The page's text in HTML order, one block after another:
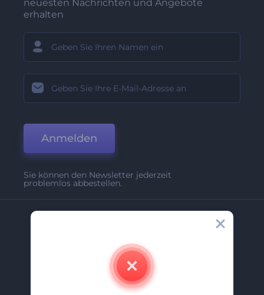
neuesten Nachrichten und Angebote
erhalten
Anmelden
Sie können den Newsletter jederzeit
problemlos abbestellen.